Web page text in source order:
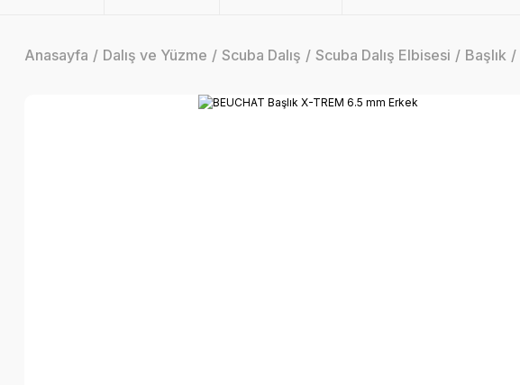
Anasayfa Dalış ve Yüzme Scuba Dalış Scuba Dalış Elbisesi Başlık